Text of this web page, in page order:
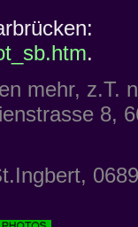
.
mehr, z.T.
8,